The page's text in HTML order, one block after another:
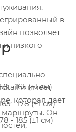
в
позволяет
и низкого
и имеет
которая дает
маршруты. Он
- 165 (±1 см)
- 178 (±1 см)
- 185 (±1 см)